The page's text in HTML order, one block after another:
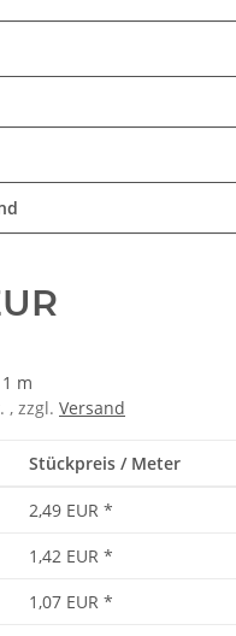
m
, zzgl. Versand
Stückpreis / Meter
2,49 EUR *
1,42 EUR *
1,07 EUR *